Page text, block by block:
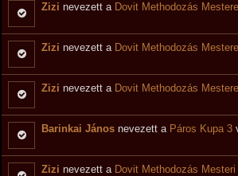
Zizi nevezett a Dovit Methodozás
Zizi nevezett a Dovit Methodozás
Zizi nevezett a Dovit Methodozás
Barinkai János nevezett a Páros Kupa 3
Zizi nevezett a Dovit Methodozás Mesteri